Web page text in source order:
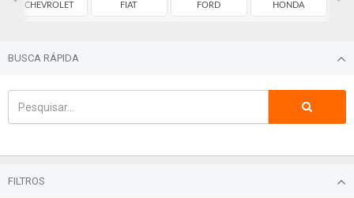
CHEVROLET FIAT FORD HONDA
BUSCA RÁPIDA
FILTROS